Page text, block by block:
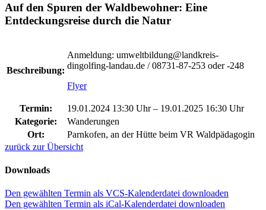
Auf den Spuren der Waldbewohner: Eine
Entdeckungsreise durch die Natur
Beschreibung:
Anmeldung: umweltbildung@landkreis-
dingolfing-landau.de / 08731-87-253 oder -248
Flyer
Termin: 19.01.2024 13:30 Uhr– 19.01.2025 16:30 Uhr
Kategorie:
Wanderungen
Ort:
Parnkofen, an der Hütte beim VR Waldpädagogin
zurück zur Übersicht
Downloads
Den gewählten Termin als VCS-Kalenderdatei downloaden
Den gewählten Termin als iCal-Kalenderdatei downloaden